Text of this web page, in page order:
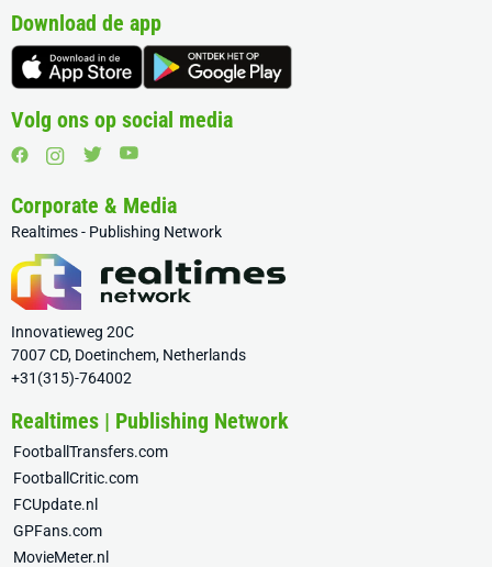
Download de app
Volg ons op social media
Corporate & Media
Realtimes - Publishing Network
Innovatieweg 20C
7007 CD, Doetinchem, Netherlands
+31(315)-764002
Realtimes | Publishing Network
FootballTransfers.com
FootballCritic.com
FCUpdate.nl
GPFans.com
MovieMeter.nl